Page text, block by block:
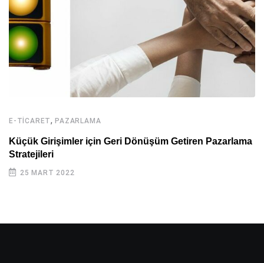
E-TICARET,PAZARLAMA
Küçük Girişimler için Geri Dönüşüm Getiren Pazarlama
Stratejileri
25 MART 2022